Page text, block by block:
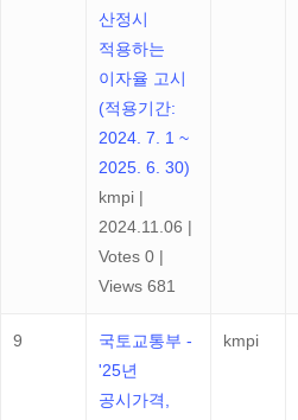
산정시
적용하는
이자율 고시
(적용기간:
2024. 7. 1 ~
2025. 6. 30)
kmpi |
2024.11.06 |
Votes 0 |
Views 681
9
국토교통부 -
'25년
공시가격,
kmpi